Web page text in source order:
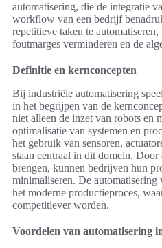
automatisering, die de integratie
workflow van een bedrijf
repetitieve taken te
foutmarges verminderen en de
Definitie en kernconcepten
Bij industriële automatisering
in het begrijpen van de
niet alleen de inzet van robots en
optimalisatie van systemen en
het gebruik van sensoren,
staan centraal in dit domein. Door
brengen, kunnen bedrijven hun
minimaliseren. De automatisering
het moderne productieproces,
competitiever worden.
Voordelen van automatisering